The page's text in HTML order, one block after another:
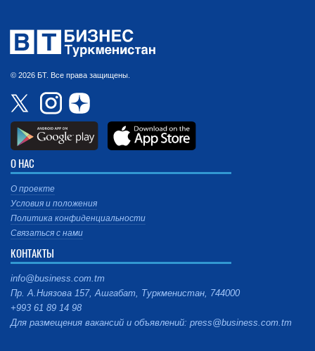
© 2026 БТ. Все права защищены.
О НАС
О проекте
Условия и положения
Политика конфиденциальности
Связаться с нами
КОНТАКТЫ
info@business.com.tm
Пр. А.Ниязова 157, Ашгабат, Туркменистан, 744000
+993 61 89 14 98
Для размещения вакансий и объявлений: press@business.com.tm